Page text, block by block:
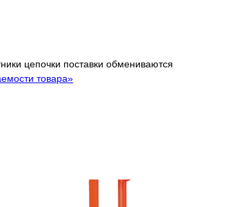
цепочки поставки обмениваются
товара»